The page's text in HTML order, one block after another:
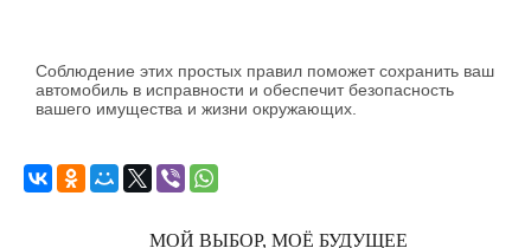
Соблюдение этих простых правил поможет сохранить ваш
автомобиль в исправности и обеспечит безопасность
вашего имущества и жизни окружающих.
МОЙ ВЫБОР, МОЁ БУДУЩЕЕ